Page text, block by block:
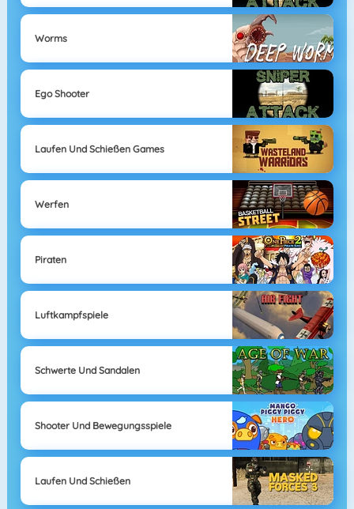
Worms
Ego Shooter
Laufen Und Schießen Games
Werfen
Piraten
Luftkampfspiele
Schwerte Und Sandalen
Shooter Und Bewegungsspiele
Laufen Und Schießen